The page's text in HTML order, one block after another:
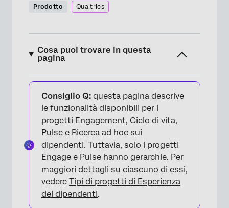
Prodotto Qualtrics
Cosa puoi trovare in questa
pagina
Informazioni sull'aggiunta e la rimozione dei
partecipanti
Aggiungere manualmente i PARTECIPANTI
Importazione di PARTECIPANTI con un file
Errori rilevati in un file relativo a un
partecipante
Importazione dei partecipanti dalla directory
Consiglio Q: questa pagina descrive
le funzionalità disponibili per i
progetti Engagement, Ciclo di vita,
Pulse e Ricerca ad hoc sui
dipendenti. Tuttavia, solo i progetti
Engage e Pulse hanno gerarchie. Per
maggiori dettagli su ciascuno di essi,
vedere Tipi di progetti di Esperienza
dei dipendenti.